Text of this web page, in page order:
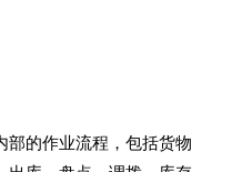
部的作业流程，包括货物